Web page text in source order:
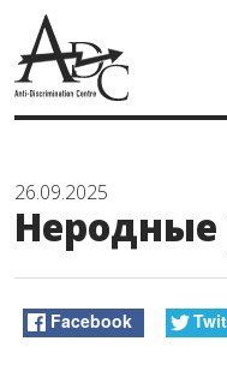
26.09.2025
Facebook